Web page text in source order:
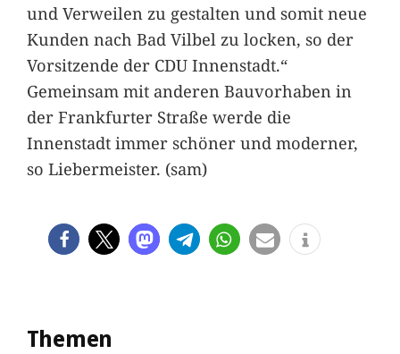
und Verweilen zu gestalten und somit neue
Kunden nach Bad Vilbel zu locken, so der
Vorsitzende der CDU Innenstadt.“
Gemeinsam mit anderen Bauvorhaben in
der Frankfurter Straße werde die
Innenstadt immer schöner und moderner,
so Liebermeister. (sam)
Themen